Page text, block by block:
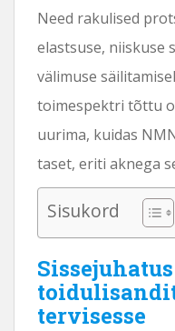
Need rakulised
elastsuse, niiskuse
välimuse
toimespektri tõttu
uurima, kuidas
taset, eriti aknega
Sisukord
tervisesse